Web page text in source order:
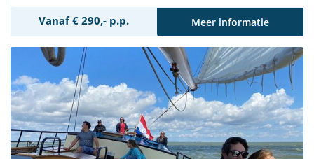
Vanaf € 290,- p.p. Meer informatie